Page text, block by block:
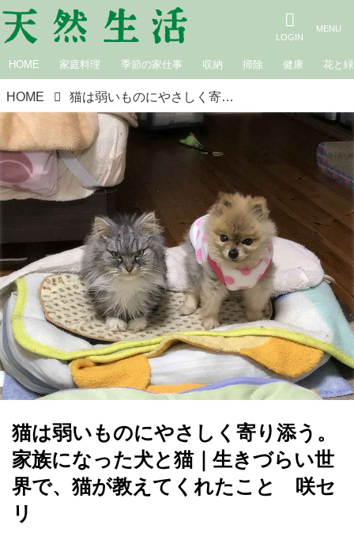
HOME 家庭料理 季節の家仕事 収納 掃除 健康 花と緑
HOME 猫は弱いものにやさしく寄り添う。家族になった犬と猫｜生きづらい世界で、猫が教えてくれたこと 咲セリ
猫は弱いものにやさしく寄り添う。
家族になった犬と猫｜生きづらい世
界で、猫が教えてくれたこと 咲セ
リ